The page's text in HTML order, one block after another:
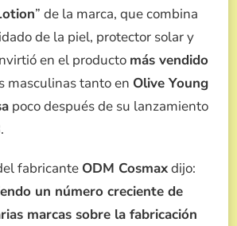
” de la marca, que combina
de la piel, protector solar y
en el producto más vendido
masculinas tanto en Olive Young
poco después de su lanzamiento
fabricante ODM Cosmaxdijo:
un número creciente de
marcas sobre la fabricación